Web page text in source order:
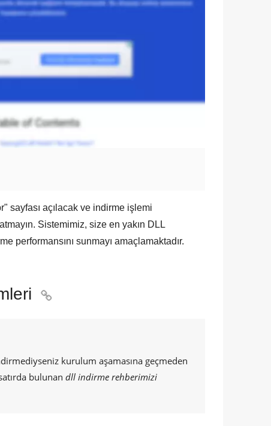
" sayfası açılacak ve indirme işlemi
Sistemimiz, size en yakın DLL
performansını sunmayı amaçlamaktadır.

kurulum aşamasına geçmeden
bulunan dll indirme rehberimizi